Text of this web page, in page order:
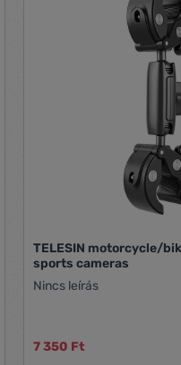
TELESIN motorcycle/
sports cameras
Nincs leírás
7 350 Ft